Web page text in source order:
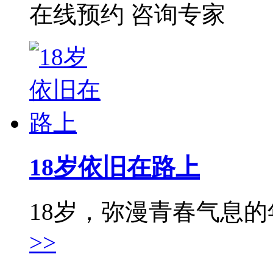
在线预约 咨询专家
18岁依旧在路上
18岁，弥漫青春气息
>>